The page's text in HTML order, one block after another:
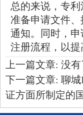
总的来说， 专利
准备申请文件
通知。同时，
注册流程，以提
上一篇文章: 没
下一篇文章: 聊城
证方面所制定的